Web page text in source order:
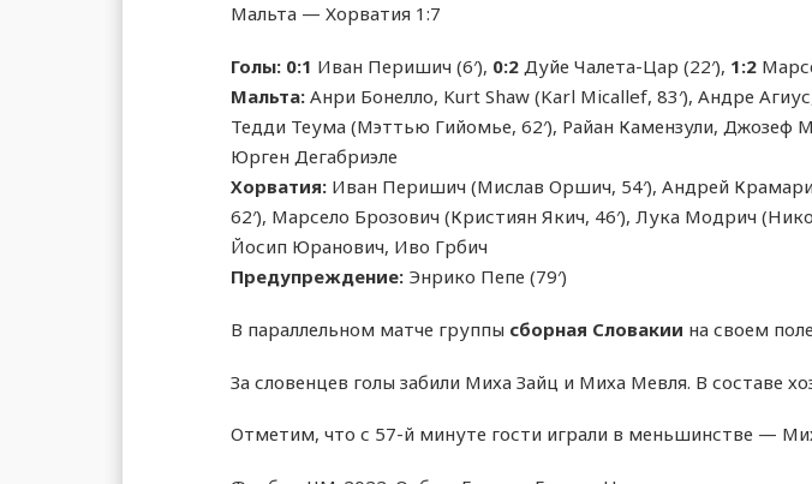
Мальта — Хорватия 1:7
Голы: 0:1 Иван Перишич (6′), 0:2 Дуйе Чалета-Цар (22′), 1:2
Мальта: Анри Бонелло, Kurt Shaw (Karl Micallef, 83′), Андре
Тедди Теума (Мэттью Гийомье, 62′), Райан Камензули,
Юрген Дегабриэле
Хорватия: Иван Перишич (Мислав Оршич, 54′), Андрей
62′), Марсело Брозович (Кристиян Якич, 46′), Лука Модрич
Йосип Юранович, Иво Грбич
Предупреждение: Энрико Пепе (79′)
В параллельном матче группы сборная Словакии на своем
За словенцев голы забили Миха Зайц и Миха Мевля. В составе
Отметим, что с 57-й минуте гости играли в меньшинстве —